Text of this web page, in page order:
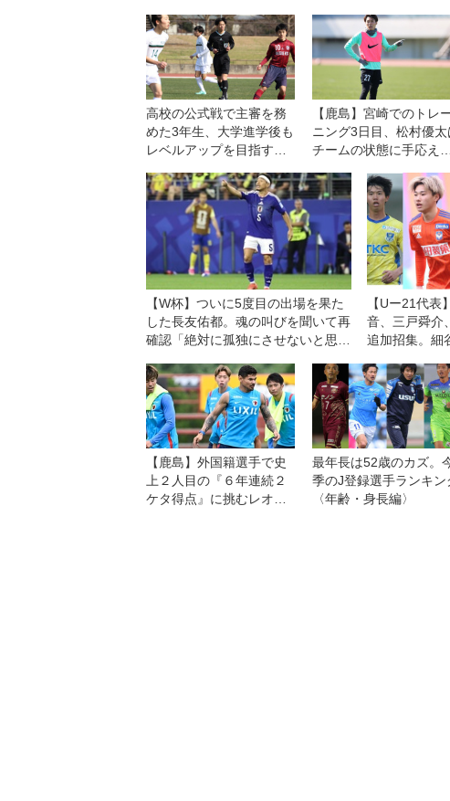
高校の公式戦で主審を務
めた3年生、大学進学後も
レベルアップを目指す
判員」【不定期連載4】
【鹿島】宮崎でのトレ
ニング3日目、松村優太
チームの状態に手応え。
グができています」
【W杯】ついに5度目の出場を果た
した長友佑都。魂の叫びを聞いて再
確認「絶対に孤独にさせないと思っ
彼らに響いていた」
【Uー21代表
音、三戸舜介
追加招集。細
【鹿島】外国籍選手で史
上２人目の『６年連続２
ケタ得点』に挑むレオ・
最年長は52歳のカズ。
季のJ登録選手ランキン
〈年齢・身長編〉